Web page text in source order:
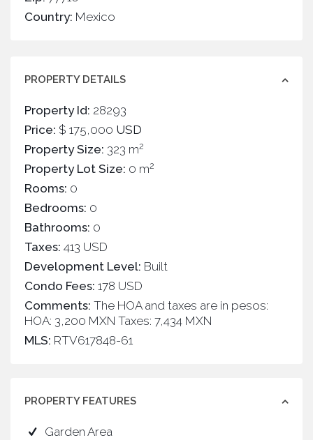
Country: Mexico
PROPERTY DETAILS
Property Id: 28293
Price: $ 175,000 USD
Property Size: 323 m2
Property Lot Size: 0 m2
Rooms: 0
Bedrooms: 0
Bathrooms: 0
Taxes: 413 USD
Development Level: Built
Condo Fees: 178 USD
Comments: The HOA and taxes are in pesos:
HOA: 3,200 MXN Taxes: 7,434 MXN
MLS: RTV617848-61
PROPERTY FEATURES
Garden Area